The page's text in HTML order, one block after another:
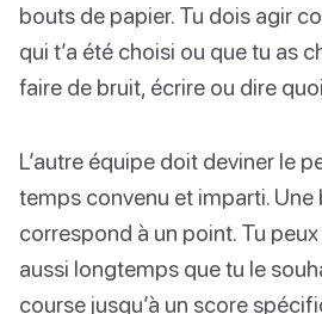
bouts de papier. Tu dois agir
qui t’a été choisi ou que tu as
faire de bruit, écrire ou dire
L’autre équipe doit deviner le
temps convenu et imparti.
correspond à un point. Tu
aussi longtemps que tu le
course jusqu’à un score